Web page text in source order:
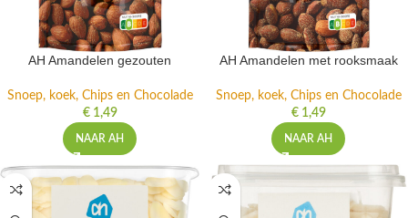
AH Amandelen gezouten
Snoep, koek, Chips en Chocolade
€1,49
NAAR AH
AH Amandelen met rooksmaak
Snoep, koek, Chips en Chocolade
€1,49
NAAR AH